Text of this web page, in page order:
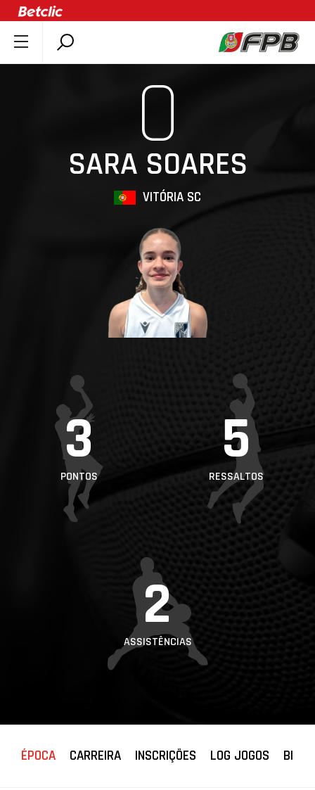
SOBRE A FPB
ASSOCIAÇÕES
ÁREA TÉCNICA
MASCULINA
LIGA BETCLIC
FEMININA
0
VITÓRIA SC
SARA SOARES
3
PONTOS
5
RESSALTOS
2
ASSISTÊNCIAS
ÉPOCA CARREIRA INSCRIÇÕES LOG JOGOS